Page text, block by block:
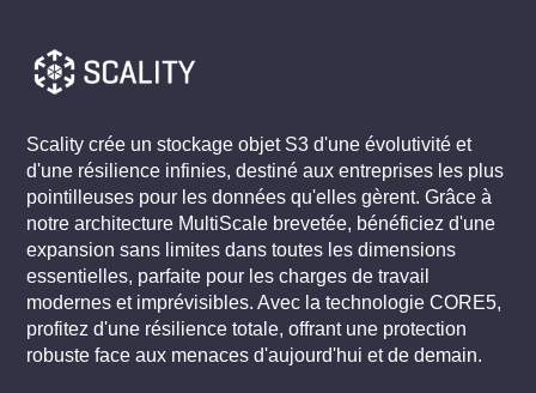
Scality crée un stockage objet S3 d'une évolutivité et
d'une résilience infinies, destiné aux entreprises les plus
pointilleuses pour les données qu'elles gèrent. Grâce à
notre architecture MultiScale brevetée, bénéficiez d'une
expansion sans limites dans toutes les dimensions
essentielles, parfaite pour les charges de travail
modernes et imprévisibles. Avec la technologie CORE5,
profitez d'une résilience totale, offrant une protection
robuste face aux menaces d'aujourd'hui et de demain.